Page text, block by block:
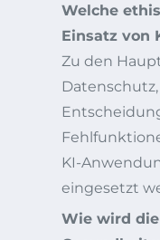
Welche
Einsatz von
Zu den
KI-
eingesetzt
Wie wird